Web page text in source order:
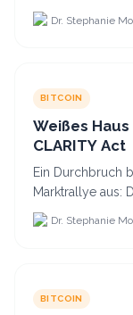
aufgrund
Dr. Stephanie
BITCOIN
Weißes
CLARITY Act
Ein Durchbruch
Marktrallye aus:
am 21.
Dr. Stephanie
BITCOIN